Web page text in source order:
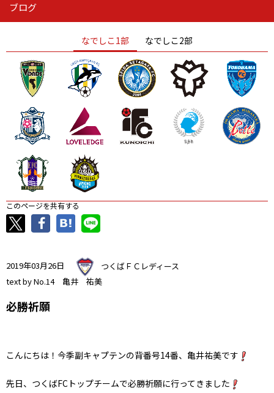
ニッパツ
ニッパツ 名古屋
石人の星
静岡 愛媛Ｌ
ブログ
なでしこ1部 なでしこ2部
このページを共有する
2019年03月26日
つくばＦＣレディース
text by No.14 亀井 祐美
必勝祈願
こんにちは！今季副キャプテンの背番号14番、亀井祐美です
先日、つくばFCトップチームで必勝祈願に行ってきました